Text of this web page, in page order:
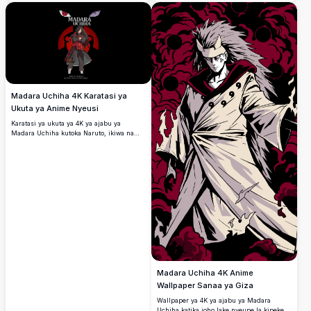
Infinite Tsukuyomi ikitupa mwanga wa
kutisha wa damu nyekundu katika
ulimwengu ulioharibiwa.
yake nyekundu ya kipekee na macho ya
Rinnegan dhidi ya mandhari ya anga ya
bluu angavu.
Madara Uchiha 4K Karatasi ya
Ukuta ya Anime Nyeusi
Karatasi ya ukuta ya 4K ya ajabu ya
Madara Uchiha kutoka Naruto, ikiwa na
Madara Uchiha 4K Anime
Wallpaper Sanaa ya Giza
Wallpaper ya 4K ya ajabu ya Madara